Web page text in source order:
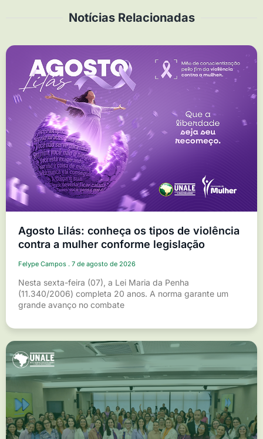
Notícias Relacionadas
Agosto Lilás: conheça os tipos de violência
contra a mulher conforme legislação
Felype Campos 7 de agosto de 2026
Nesta sexta-feira (07), a Lei Maria da Penha
(11.340/2006) completa 20 anos. A norma garante um
grande avanço no combate